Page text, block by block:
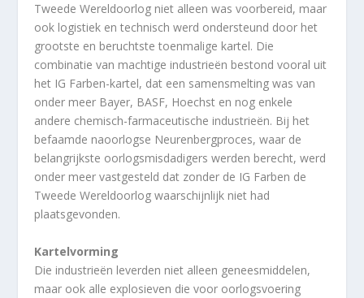
Tweede Wereldoorlog niet alleen was voorbereid, maar
ook logistiek en technisch werd ondersteund door het
grootste en beruchtste toenmalige kartel. Die
combinatie van machtige industrieën bestond vooral uit
het IG Farben-kartel, dat een samensmelting was van
onder meer Bayer, BASF, Hoechst en nog enkele
andere chemisch-farmaceutische industrieën. Bij het
befaamde naoorlogse Neurenbergproces, waar de
belangrijkste oorlogsmisdadigers werden berecht, werd
onder meer vastgesteld dat zonder de IG Farben de
Tweede Wereldoorlog waarschijnlijk niet had
plaatsgevonden.
Kartelvorming
Die industrieën leverden niet alleen geneesmiddelen,
maar ook alle explosieven die voor oorlogsvoering